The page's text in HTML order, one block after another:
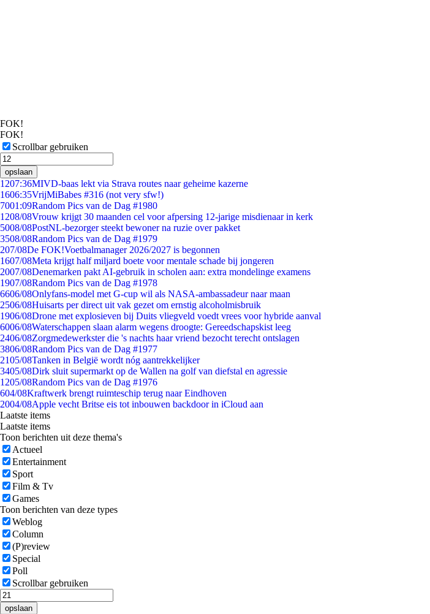
FOK!
FOK!
Scrollbar gebruiken
opslaan
1207:36MIVD-baas lekt via Strava routes naar geheime kazerne
1606:35VrijMiBabes #316 (not very sfw!)
7001:09Random Pics van de Dag #1980
1208/08Vrouw krijgt 30 maanden cel voor afpersing 12-jarige misdienaar in kerk
5008/08PostNL-bezorger steekt bewoner na ruzie over pakket
3508/08Random Pics van de Dag #1979
207/08De FOK!Voetbalmanager 2026/2027 is begonnen
1607/08Meta krijgt half miljard boete voor mentale schade bij jongeren
2007/08Denemarken pakt AI-gebruik in scholen aan: extra mondelinge examens
1907/08Random Pics van de Dag #1978
6606/08Onlyfans-model met G-cup wil als NASA-ambassadeur naar maan
2506/08Huisarts per direct uit vak gezet om ernstig alcoholmisbruik
1906/08Drone met explosieven bij Duits vliegveld voedt vrees voor hybride aanval
6006/08Waterschappen slaan alarm wegens droogte: Gereedschapskist leeg
2406/08Zorgmedewerkster die 's nachts haar vriend bezocht terecht ontslagen
3806/08Random Pics van de Dag #1977
2105/08Tanken in België wordt nóg aantrekkelijker
3405/08Dirk sluit supermarkt op de Wallen na golf van diefstal en agressie
1205/08Random Pics van de Dag #1976
604/08Kraftwerk brengt ruimteschip terug naar Eindhoven
2004/08Apple vecht Britse eis tot inbouwen backdoor in iCloud aan
Laatste items
Laatste items
Toon berichten uit deze thema's
Actueel
Entertainment
Sport
Film & Tv
Games
Toon berichten van deze types
Weblog
Column
(P)review
Special
Poll
Scrollbar gebruiken
opslaan